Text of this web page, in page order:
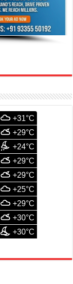
+31°C
+29°C
+24°C
+29°C
+29°C
+25°C
+29°C
+30°C
+30°C